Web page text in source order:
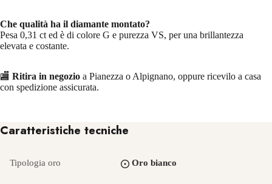
Che qualità ha il diamante montato?
Pesa 0,31 ct ed è di colore G e purezza VS, per una brillantezza
elevata e costante.
🏬 Ritira in negozio a Pianezza o Alpignano, oppure ricevilo a casa
con spedizione assicurata.
Caratteristiche tecniche
Tipologia oro Oro bianco